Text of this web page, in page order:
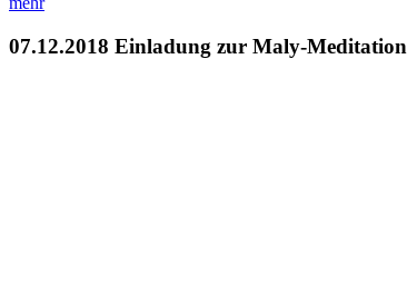
07.12.2018 Einladung zur Maly-Meditation